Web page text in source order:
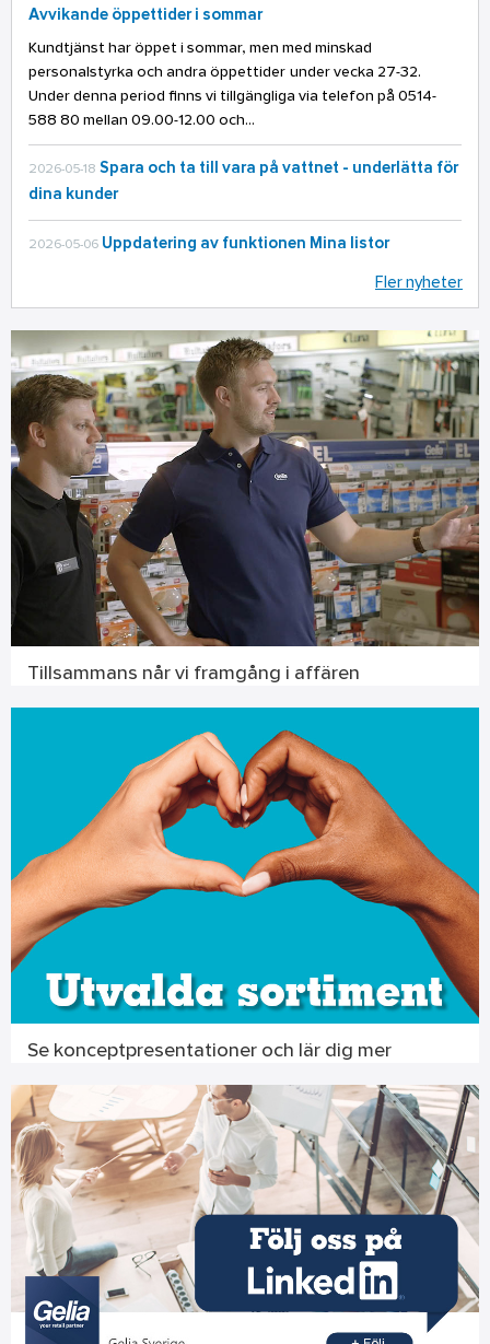
Avvikande öppettider i sommar
Kundtjänst har öppet i sommar, men med minskad
personalstyrka och andra öppettider under vecka 27-32.
Under denna period finns vi tillgängliga via telefon på 0514-
588 80 mellan 09.00-12.00 och...
2026-05-18 Spara och ta till vara på vattnet - underlätta för
dina kunder
2026-05-06 Uppdatering av funktionen Mina listor
Fler nyheter
Tillsammans når vi framgång i affären
Se konceptpresentationer och lär dig mer